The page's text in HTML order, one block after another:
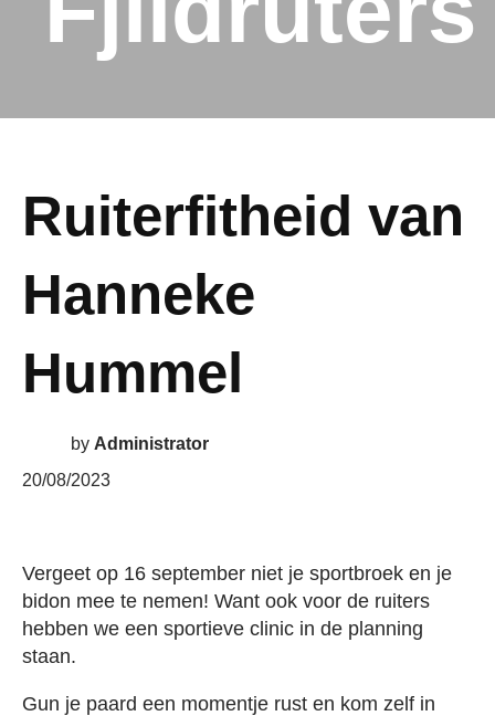
Ruiterfitheid van
Hanneke
Hummel
by Administrator
20/08/2023
Vergeet op 16 september niet je sportbroek en je
bidon mee te nemen! Want ook voor de ruiters
hebben we een sportieve clinic in de planning
staan.
Gun je paard een momentje rust en kom zelf in